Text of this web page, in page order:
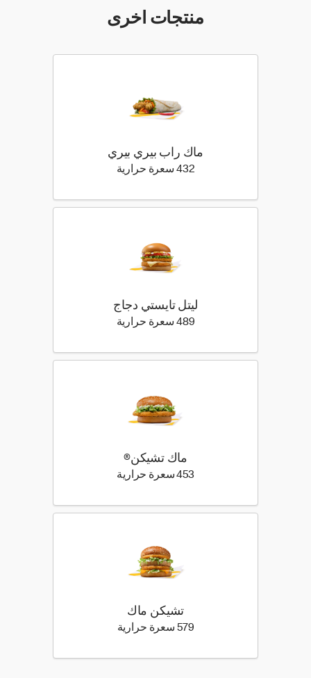
منتجات اخرى
ماك راب بيري بيري
432 سعرة حرارية
ليتل تايستي دجاج
489 سعرة حرارية
ماك تشيكن®
453 سعرة حرارية 453 كيلو سعرة حرارية
تشيكن ماك
579 سعرة حرارية